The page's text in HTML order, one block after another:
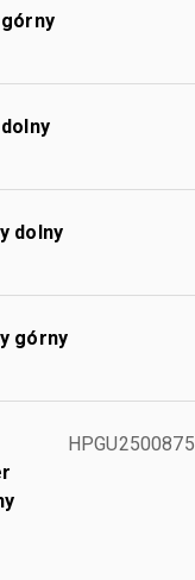
dolny
górny
HPGU2500875